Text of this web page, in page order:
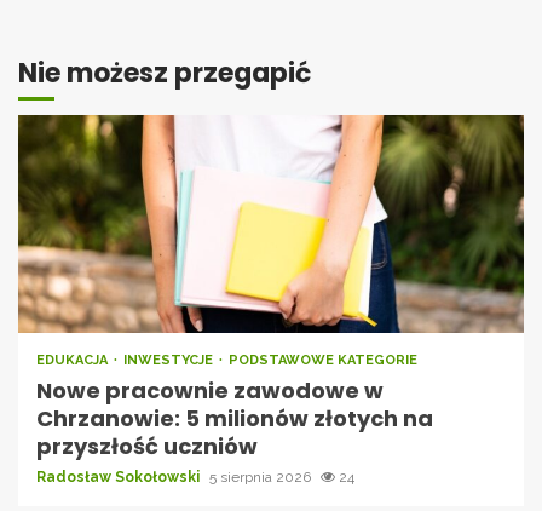
Nie możesz przegapić
EDUKACJA INWESTYCJE PODSTAWOWE KATEGORIE
Nowe pracownie zawodowe w
Chrzanowie: 5 milionów złotych na
przyszłość uczniów
Radosław Sokołowski 5 sierpnia 2026 24